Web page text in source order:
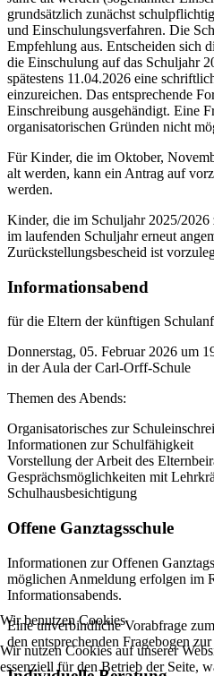
grundsätzlich zunächst
und Einschulungsverfahren. Die
Empfehlung aus. Entscheiden sich
die Einschulung auf das Schuljahr
spätestens 11.04.2026 eine
einzureichen. Das entsprechende
Einschreibung ausgehändigt. Eine
organisatorischen Gründen nicht
Für Kinder, die im Oktober,
alt werden, kann ein Antrag auf
werden.
Kinder, die im Schuljahr 2025/2026
im laufenden Schuljahr erneut
Zurückstellungsbescheid ist
Informationsabend
für die Eltern der künftigen
Donnerstag, 05. Februar 2026 um
in der Aula der Carl-Orff-Schule
Themen des Abends:
Organisatorisches zur
Informationen zur Schulfähigkeit
Vorstellung der Arbeit des
Gesprächsmöglichkeiten mit
Schulhausbesichtigung
Offene Ganztagsschule
Informationen zur Offenen
möglichen Anmeldung erfolgen im
Informationsabends.
Eine unverbindliche Vorabfrage
den entsprechenden Fragebogen
Wir benutzen Cookies
Wir nutzen Cookies auf unserer
essenziell für den Betrieb der Seite,